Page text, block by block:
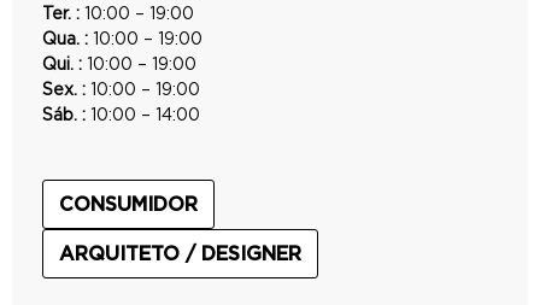
Ter. : 10:00 – 19:00
Qua. : 10:00 – 19:00
Qui. : 10:00 – 19:00
Sex. : 10:00 – 19:00
Sáb. : 10:00 – 14:00
CONSUMIDOR
ARQUITETO / DESIGNER